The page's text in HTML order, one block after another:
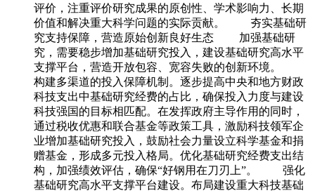
评价，注重评价研究成果的原创性、学术影响力、长期
价值和解决重大科学问题的实际贡献。 夯实基础研
究支持保障，营造原始创新良好生态 加强基础研
究，需要稳步增加基础研究投入，建设基础研究高水平
支撑平台，营造开放包容、宽容失败的创新环境。
构建多渠道的投入保障机制。逐步提高中央和地方财政
科技支出中基础研究经费的占比，确保投入力度与建设
科技强国的目标相匹配。在发挥政府主导作用的同时，
通过税收优惠和联合基金等政策工具，激励科技领军企
业增加基础研究投入，鼓励社会力量设立科学基金和捐
赠基金，形成多元投入格局。优化基础研究经费支出结
构，加强绩效评估，确保“好钢用在刀刃上”。 强化
基础研究高水平支撑平台建设。布局建设重大科技基础